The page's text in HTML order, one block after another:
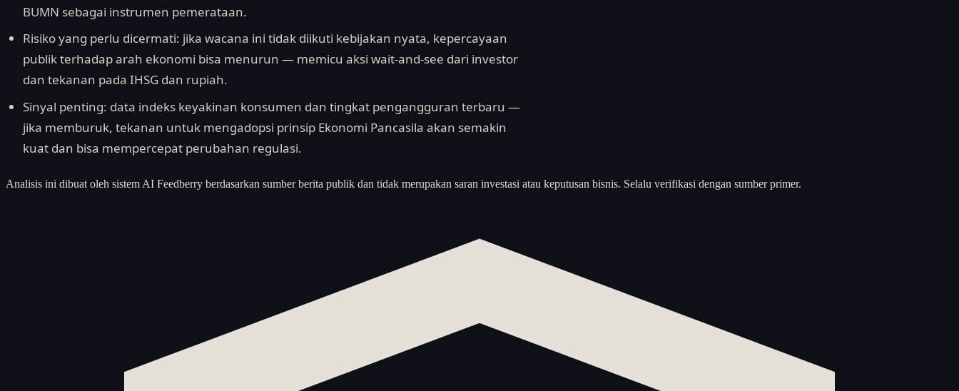
BUMN sebagai instrumen pemerataan.
Risiko yang perlu dicermati: jika wacana ini tidak diikuti kebijakan nyata, kepercayaan
publik terhadap arah ekonomi bisa menurun — memicu aksi wait-and-see dari investor
dan tekanan pada IHSG dan rupiah.
Sinyal penting: data indeks keyakinan konsumen dan tingkat pengangguran terbaru —
jika memburuk, tekanan untuk mengadopsi prinsip Ekonomi Pancasila akan semakin
kuat dan bisa mempercepat perubahan regulasi.
Analisis ini dibuat oleh sistem AI Feedberry berdasarkan sumber berita publik dan tidak merupakan saran investasi atau keputusan bisnis. Selalu verifikasi dengan sumber primer.